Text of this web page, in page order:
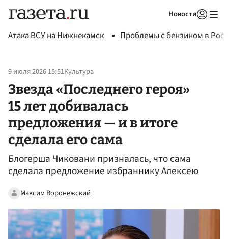
Новости
Атака ВСУ на Нижнекамск Проблемы с бензином в
9 июля 2026 15:51Культура
Звезда «Последнего героя»
15 лет добивалась
предложения — и в итоге
сделала его сама
Блогерша Чиковани призналась, что сама
сделала предложение избраннику Алексею
Максим Воронежский